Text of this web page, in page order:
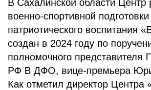
В Сахалинской области Центр
военно-спортивной подготовки
патриотического воспитания
создан в 2024 году по
полномочного представителя
РФ В ДФО, вице-премьера
Как отметил директор